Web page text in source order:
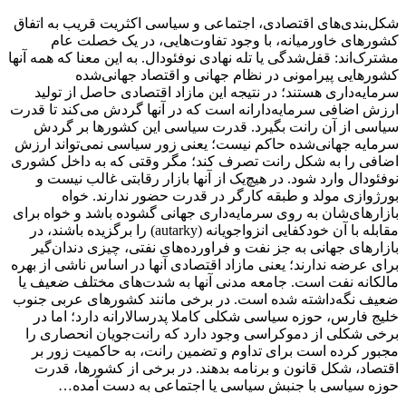
شکل‌بندی‌های اقتصادی، اجتماعی و سیاسی اکثریت قریب به اتفاق
کشورهای خاورمیانه، با وجود تفاوت‌هایی، در یک خصلت عام
مشترک‌اند: قفل‌شدگی یا تله نهادی نوفئودال. به این معنا که همه آنها
کشورهایی پیرامونی در نظام جهانی و اقتصاد جهانی‌شده
سرمایه‌داری هستند؛ در نتیجه این مازاد اقتصادی حاصل از تولید
ارزش اضافی سرمایه‌دارانه است که در آنها گردش می‌کند‌ تا قدرت
سیاسی از آن رانت بگیرد. قدرت سیاسی این کشورها بر گردش
سرمایه جهانی‌شده حاکم نیست؛ یعنی زور سیاسی نمی‌تواند ارزش
اضافی را به شکل رانت تصرف کند؛ مگر وقتی که به داخل کشوری
نوفئودال وارد شود. در هیچ‌یک از آنها بازار رقابتی غالب نیست و
بورژوازی مولد و طبقه کارگر در قدرت حضور ندارند. خواه
بازارهای‌شان به روی سرمایه‌داری جهانی گشوده باشد و خواه برای
مقابله با آن خودکفایی انزواجویانه (autarky) را برگزیده باشند، در
بازارهای جهانی به جز نفت و فراورده‌های نفتی، چیزی دندان‌گیر
برای عرضه ندارند؛ یعنی مازاد اقتصادی آنها در اساس ناشی از بهره
مالکانه نفت است. جامعه مدنی آنها به شدت‌های مختلف ضعیف یا
ضعیف نگه‌داشته شده است. در برخی مانند کشورهای عربی جنوب
خلیج فارس، حوزه سیاسی شکلی کاملا پدرسالارانه دارد؛ اما در
برخی شکلی از دموکراسی وجود دارد که رانت‌جویان انحصاری را
مجبور کرده است برای تداوم و تضمین رانت، به حاکمیت زور بر
اقتصاد، شکل قانون و برنامه بدهند. در برخی از کشورها، قدرت
حوزه سیاسی با جنبش سیاسی یا اجتماعی به دست آمده…